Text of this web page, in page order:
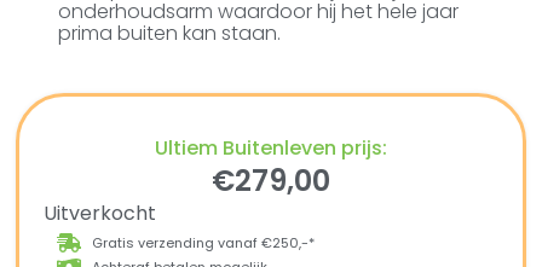
onderhoudsarm waardoor hij het hele jaar
prima buiten kan staan.
Ultiem Buitenleven prijs:
€279,00
Uitverkocht
Gratis verzending vanaf €250,-*